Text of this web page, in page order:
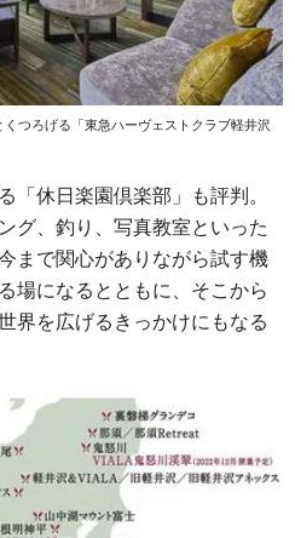
つろげる「東急ハーヴェストクラブ軽井沢
「休日楽園倶楽部」も評判。
グ、釣り、写真教室といった
まで関心がありながら試す機
場になるとともに、そこから
界を広げるきっかけにもなる